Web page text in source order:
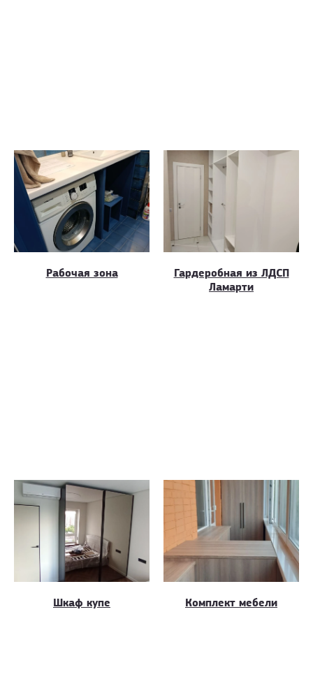
Рабочая зона
Гардеробная из ЛДСП
Ламарти
Шкаф купе Комплект мебели